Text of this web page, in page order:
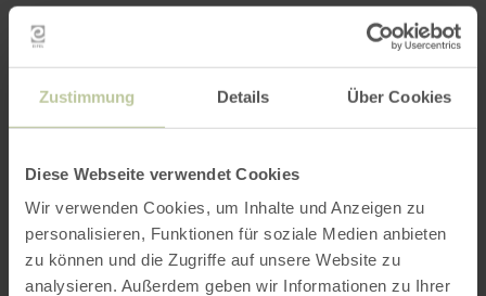
Zustimmung Details Über Cookies
Diese Webseite verwendet Cookies
Wir verwenden Cookies, um Inhalte und Anzeigen zu
personalisieren, Funktionen für soziale Medien anbieten
zu können und die Zugriffe auf unsere Website zu
analysieren. Außerdem geben wir Informationen zu Ihrer
Impressionen